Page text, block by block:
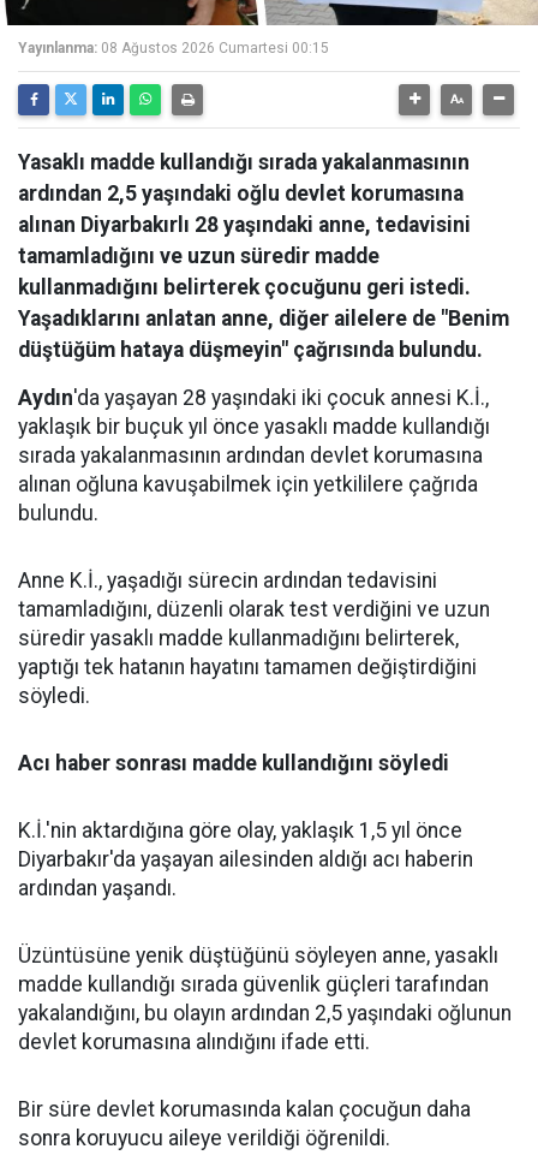
Yayınlanma: 08 Ağustos 2026 Cumartesi 00:15
Yasaklı madde kullandığı sırada yakalanmasının
ardından 2,5 yaşındaki oğlu devlet korumasına
alınan Diyarbakırlı 28 yaşındaki anne, tedavisini
tamamladığını ve uzun süredir madde
kullanmadığını belirterek çocuğunu geri istedi.
Yaşadıklarını anlatan anne, diğer ailelere de "Benim
düştüğüm hataya düşmeyin" çağrısında bulundu.
Aydın'da yaşayan 28 yaşındaki iki çocuk annesi K.İ.,
yaklaşık bir buçuk yıl önce yasaklı madde kullandığı
sırada yakalanmasının ardından devlet korumasına
alınan oğluna kavuşabilmek için yetkililere çağrıda
bulundu.
Anne K.İ., yaşadığı sürecin ardından tedavisini
tamamladığını, düzenli olarak test verdiğini ve uzun
süredir yasaklı madde kullanmadığını belirterek,
yaptığı tek hatanın hayatını tamamen değiştirdiğini
söyledi.
Acı haber sonrası madde kullandığını söyledi
K.İ.'nin aktardığına göre olay, yaklaşık 1,5 yıl önce
Diyarbakır'da yaşayan ailesinden aldığı acı haberin
ardından yaşandı.
Üzüntüsüne yenik düştüğünü söyleyen anne, yasaklı
madde kullandığı sırada güvenlik güçleri tarafından
yakalandığını, bu olayın ardından 2,5 yaşındaki oğlunun
devlet korumasına alındığını ifade etti.
Bir süre devlet korumasında kalan çocuğun daha
sonra koruyucu aileye verildiği öğrenildi.